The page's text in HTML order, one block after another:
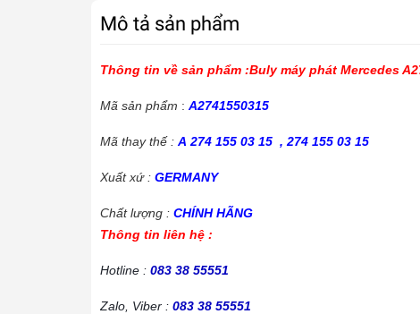
Mô tả sản phẩm
Thông tin về sản phẩm :Buly máy phát Mercedes
Mã sản phẩm : A2741550315
Mã thay thế : A274 155 03 15 ,274 155 03 15
Xuất xứ : GERMANY
Chất lượng : CHÍNH HÃNG
Thông tin liên hệ :
Hotline : 083 38 55551
Zalo, Viber : 083 38 55551